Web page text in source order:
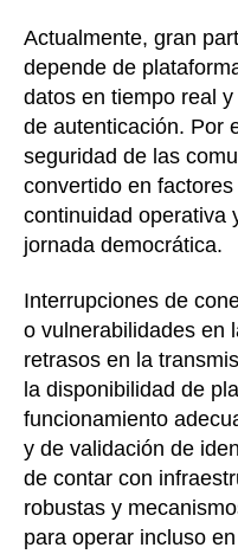
Actualmente, gran
depende de
datos en tiempo real
de autenticación. Por
seguridad de las
convertido en
continuidad operativa
jornada democrática.
Interrupciones de
o vulnerabilidades en
retrasos en la
la disponibilidad de
funcionamiento
y de validación de
de contar con
robustas y
para operar incluso